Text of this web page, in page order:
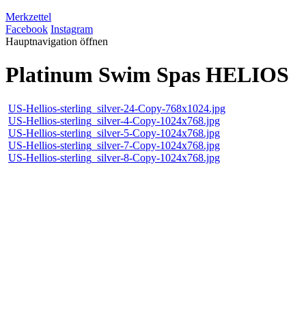
Merkzettel
Facebook Instagram
Hauptnavigation öffnen
Platinum Swim Spas HELIOS
US-Hellios-sterling_silver-24-Copy-768x1024.jpg
US-Hellios-sterling_silver-4-Copy-1024x768.jpg
US-Hellios-sterling_silver-5-Copy-1024x768.jpg
US-Hellios-sterling_silver-7-Copy-1024x768.jpg
US-Hellios-sterling_silver-8-Copy-1024x768.jpg